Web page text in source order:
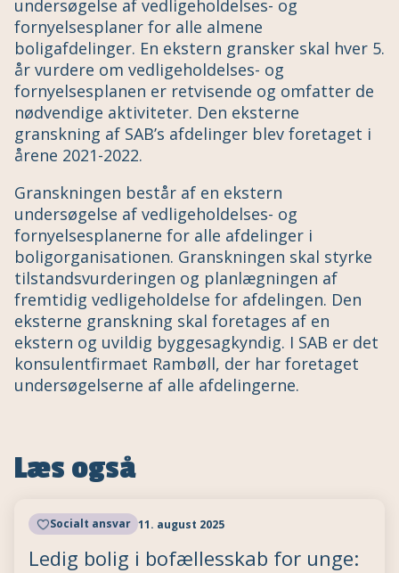
undersøgelse af vedligeholdelses- og
fornyelsesplaner for alle almene
boligafdelinger. En ekstern gransker skal hver 5.
år vurdere om vedligeholdelses- og
fornyelsesplanen er retvisende og omfatter de
nødvendige aktiviteter. Den eksterne
granskning af SAB’s afdelinger blev foretaget i
årene 2021-2022.
Granskningen består af en ekstern
undersøgelse af vedligeholdelses- og
fornyelsesplanerne for alle afdelinger i
boligorganisationen. Granskningen skal styrke
tilstandsvurderingen og planlægningen af
fremtidig vedligeholdelse for afdelingen. Den
eksterne granskning skal foretages af en
ekstern og uvildig byggesagkyndig. I SAB er det
konsulentfirmaet Rambøll, der har foretaget
undersøgelserne af alle afdelingerne.
Læs også
Socialt ansvar 11. august 2025
Ledig bolig i bofællesskab for unge: